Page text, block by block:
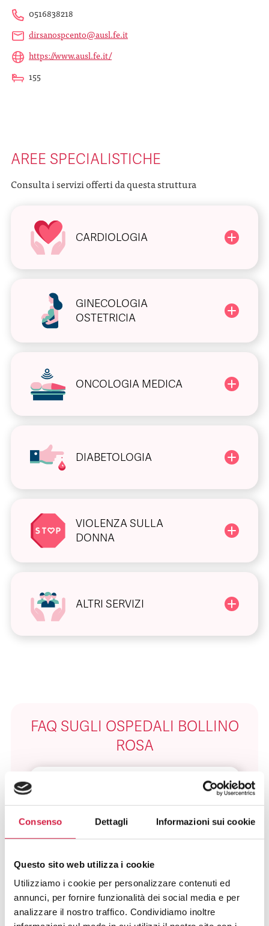
Consenso Dettagli Informazioni sui cookie
Questo sito web utilizza i cookie
Utilizziamo i cookie per personalizzare contenuti ed
annunci, per fornire funzionalità dei social media e per
analizzare il nostro traffico. Condividiamo inoltre
0516838218
dirsanospcento@ausl.fe.it
https://www.ausl.fe.it/
155
AREE SPECIALISTICHE
Consulta i servizi offerti da questa struttura
CARDIOLOGIA
GINECOLOGIA
OSTETRICIA
ONCOLOGIA MEDICA
DIABETOLOGIA
VIOLENZA SULLA
DONNA
ALTRI SERVIZI
FAQ SUGLI OSPEDALI BOLLINO
ROSA
Rosa?
Rosa?
Come Posso Utilizzare I Servizi Offerti
Dall’ospedale Bollino Rosa?